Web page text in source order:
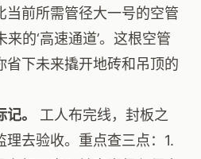
当前所需管径大一号的空管
的‘高速通道’。这根空管
省下未来撬开地砖和吊顶的
。
工人布完线，封板之
理去验收。重点查三点：1.